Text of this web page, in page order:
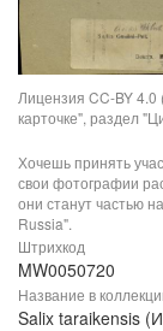
Лицензия CC-BY
карточке", раздел
Хочешь принять
свои фотографии
они станут частью
Russia".
Штрихкод
MW0050720
Название в
Salix taraikensis